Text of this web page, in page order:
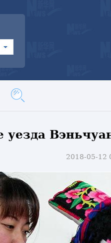
уезда
2018-05-12